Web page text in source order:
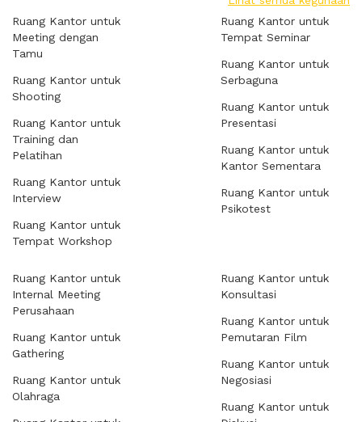
Ruang Kantor untuk
Meeting dengan
Tamu
Ruang Kantor untuk
Shooting
Ruang Kantor untuk
Training dan
Pelatihan
Ruang Kantor untuk
Interview
Ruang Kantor untuk
Tempat Workshop
Ruang Kantor untuk
Tempat Seminar
Ruang Kantor untuk
Serbaguna
Ruang Kantor untuk
Presentasi
Ruang Kantor untuk
Kantor Sementara
Ruang Kantor untuk
Psikotest
Ruang Kantor untuk
Internal Meeting
Perusahaan
Ruang Kantor untuk
Gathering
Ruang Kantor untuk
Olahraga
Ruang Kantor untuk
Konsultasi
Ruang Kantor untuk
Pemutaran Film
Ruang Kantor untuk
Negosiasi
Ruang Kantor untuk